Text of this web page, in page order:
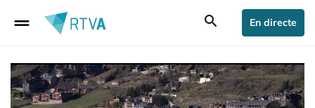
drag_handle search En directe